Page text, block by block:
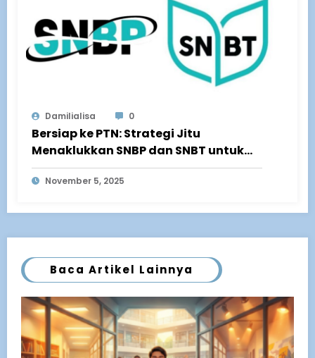
Damilialisa 0
Bersiap ke PTN: Strategi Jitu
Menaklukkan SNBP dan SNBT untuk
Siswa SMA Negeri di Bandung
November 5, 2025
Baca Artikel Lainnya